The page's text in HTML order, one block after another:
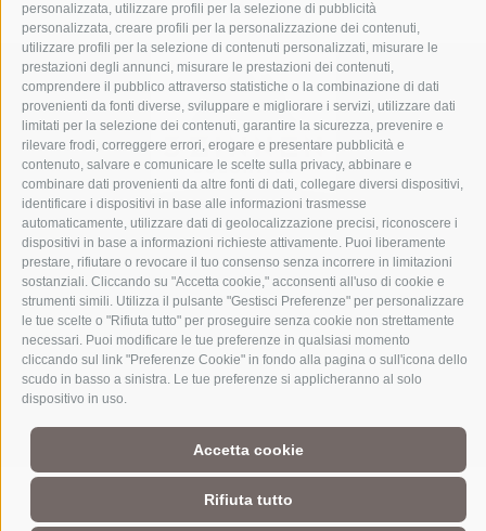
personalizzata, utilizzare profili per la selezione di pubblicità
personalizzata, creare profili per la personalizzazione dei contenuti,
utilizzare profili per la selezione di contenuti personalizzati, misurare le
prestazioni degli annunci, misurare le prestazioni dei contenuti,
comprendere il pubblico attraverso statistiche o la combinazione di dati
provenienti da fonti diverse, sviluppare e migliorare i servizi, utilizzare dati
limitati per la selezione dei contenuti, garantire la sicurezza, prevenire e
rilevare frodi, correggere errori, erogare e presentare pubblicità e
contenuto, salvare e comunicare le scelte sulla privacy, abbinare e
combinare dati provenienti da altre fonti di dati, collegare diversi dispositivi,
identificare i dispositivi in base alle informazioni trasmesse
automaticamente, utilizzare dati di geolocalizzazione precisi, riconoscere i
dispositivi in base a informazioni richieste attivamente. Puoi liberamente
prestare, rifiutare o revocare il tuo consenso senza incorrere in limitazioni
sostanziali. Cliccando su "Accetta cookie," acconsenti all'uso di cookie e
strumenti simili. Utilizza il pulsante "Gestisci Preferenze" per personalizzare
le tue scelte o "Rifiuta tutto" per proseguire senza cookie non strettamente
necessari. Puoi modificare le tue preferenze in qualsiasi momento
cliccando sul link "Preferenze Cookie" in fondo alla pagina o sull'icona dello
scudo in basso a sinistra. Le tue preferenze si applicheranno al solo
dispositivo in uso.
Accetta cookie
Rifiuta tutto
Parte del mondo alpino3 Cime Dolomiti
Intorno al bene più di spicco del patrimonio dell'UNESCO delle
Dolomiti si trova un mondo alpino senza pari. Le sue dimensioni
ridotte e la ricchezza del territorio, la vicinanza ai piccoli paesi, la
maestosa cornice naturale e la gente radicata sul territorio con le
loro suggestive storie di montagna fanno di questa regione
un’esperienza alpina straordinaria per tutti coloro, il cui cuore